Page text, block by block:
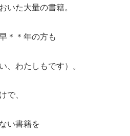
いた大量の書籍。
＊＊年の方も
、わたしもです）。
で、
い書籍を